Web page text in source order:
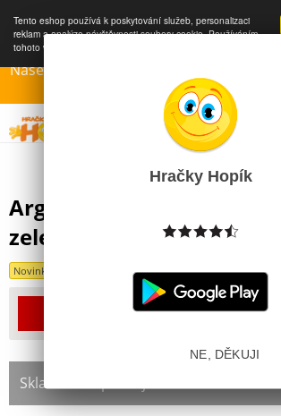
Tento eshop používá k poskytování služeb, personalizaci
reklam a analýze návštěvnosti soubory cookie. Používáním
tohoto webu s tím souhlasíte.
Naše Prodejny – Otevřeny dle otvírací
Přejeme krásné léto!!!
Výběr hraček dle
Argus Školní Penál Etue
zelená
Novinka
Produkt již bohužel není
Skladem na prodejně:
Hračky Hopík
NE, DĚKUJI